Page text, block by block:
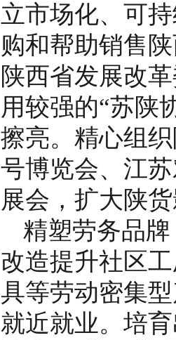
立市场化、可
购和帮助销售
陕西省发展改
用较强的“苏陕
擦亮。精心组
号博览会、江
展会，扩大陕
精塑劳务品
改造提升社区
具等劳动密集
就近就业。培